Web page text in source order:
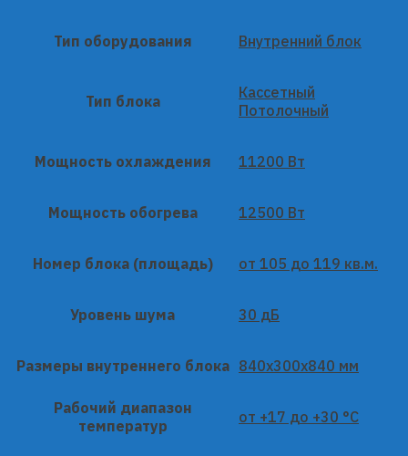
Тип оборудования Внутренний блок
Тип блока
Кассетный
Потолочный
Мощность охлаждения 11200 Вт
Мощность обогрева 12500 Вт
Номер блока (площадь) от 105 до 119 кв.м.
Уровень шума 30 дБ
Размеры внутреннего блока 840x300x840 мм
Рабочий диапазон
температур
от +17 до +30 °C